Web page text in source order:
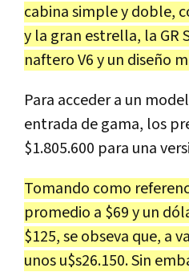
cabina simple y doble,
y la gran estrella, la
naftero V6 y un diseño
Para acceder a un
entrada de gama, los
$1.805.600 para una
Tomando como
promedio a $69 y un
$125, se obseva que, a
unos u$s26.150. Sin